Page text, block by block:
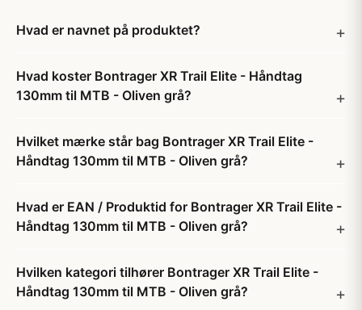
Hvad er navnet på produktet?
Hvad koster Bontrager XR Trail Elite - Håndtag
130mm til MTB - Oliven grå?
Hvilket mærke står bag Bontrager XR Trail Elite -
Håndtag 130mm til MTB - Oliven grå?
Hvad er EAN / Produktid for Bontrager XR Trail Elite -
Håndtag 130mm til MTB - Oliven grå?
Hvilken kategori tilhører Bontrager XR Trail Elite -
Håndtag 130mm til MTB - Oliven grå?